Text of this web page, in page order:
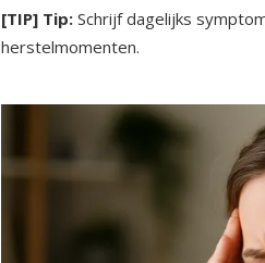
[TIP] Tip: Schrijf dagelijks
herstelmomenten.